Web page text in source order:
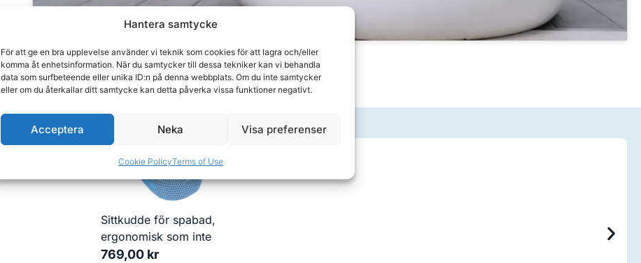
Hantera samtycke
För att ge en bra upplevelse använder vi teknik som cookies för att lagra och/eller
komma åt enhetsinformation. När du samtycker till dessa tekniker kan vi behandla
data som surfbeteende eller unika ID:n på denna webbplats. Om du inte samtycker
eller om du återkallar ditt samtycke kan detta påverka vissa funktioner negativt.
Acceptera Neka Visa preferenser
Cookie PolicyTerms of Use
Artikelnummer 6260060
Sittkudde för spabad,
ergonomisk som inte
flyter
769,00 kr